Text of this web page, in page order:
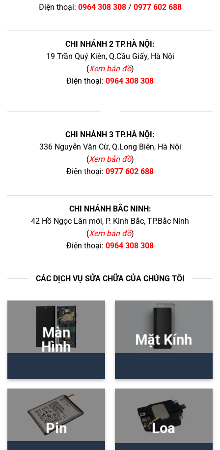
Điện thoại: 0964 308 308/ 0977 602 688
CHI NHÁNH 2 TP.HÀ NỘI:
19 Trần Quý Kiên, Q.Cầu Giấy, Hà Nội
(Xem bản đồ)
Điện thoại: 0964 308 308
CHI NHÁNH 3 TP.HÀ NỘI:
336 Nguyễn Văn Cừ, Q.Long Biên, Hà Nội
(Xem bản đồ)
Điện thoại: 0977 602 688
CHI NHÁNH BẮC NINH:
42 Hồ Ngọc Lân mới, P. Kinh Bắc, TP.Bắc Ninh
(Xem bản đồ)
Điện thoại: 0964 308 308
CÁC DỊCH VỤ SỬA CHỮA CỦA CHÚNG TÔI
Màn
Hình
Mặt Kính
Pin Loa